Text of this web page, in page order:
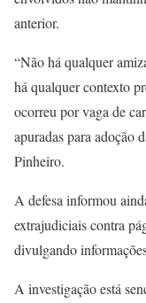
anterior.
“Não há qualquer
há qualquer contexto
ocorreu por vaga de
apuradas para adoção
Pinheiro.
A defesa informou
extrajudiciais contra
divulgando
A investigação está